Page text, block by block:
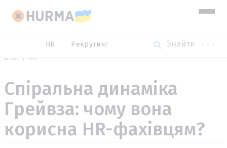
HR
Рекрутинг
Блог
HR
Спіральна динаміка
Грейвза: чому вона
корисна HR-фахівцям?